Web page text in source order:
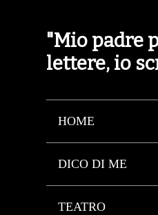
"Mio padre
lettere, io
HOME
DICO DI ME
TEATRO